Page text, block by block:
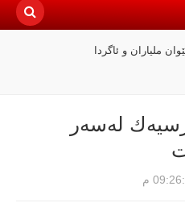
ملیاران و ئاگردا
لەسەر